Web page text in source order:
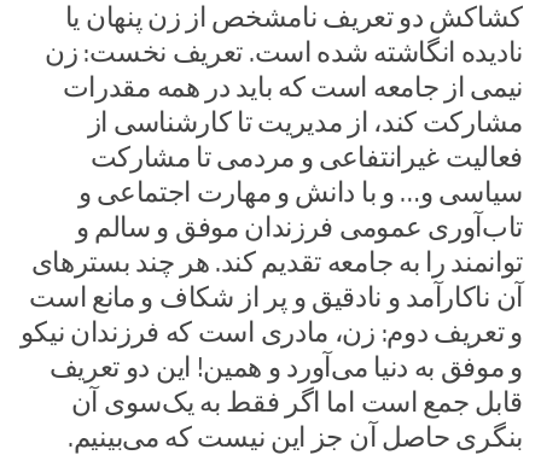
کشاکش دو تعریف نامشخص از زن پنهان یا
نادیده انگاشته شده است. تعریف نخست: زن
نیمی از جامعه است که باید در همه مقدرات
مشارکت کند، از مدیریت تا کارشناسی از
فعالیت غیرانتفاعی و مردمی تا مشارکت
سیاسی و… و با دانش و مهارت اجتماعی و
تاب‌آوری عمومی فرزندان موفق و سالم و
توانمند را به جامعه تقدیم کند. هر چند بسترهای
آن ناکار‌آمد و نادقیق و پر از شکاف و مانع است
و تعریف دوم: زن، مادری است که فرزندان نیکو
و موفق به دنیا می‌آورد و همین! این دو تعریف
قابل جمع است اما اگر فقط به یک‌سوی آن
بنگری حاصل آن جز این نیست که می‌بینیم.